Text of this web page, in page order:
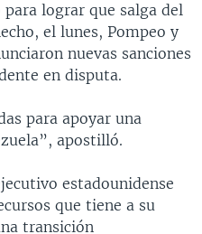
lograr que salga del
el lunes, Pompeo y
nuevas sanciones
en disputa.
para apoyar una
apostilló.
estadounidense
que tiene a su
transición